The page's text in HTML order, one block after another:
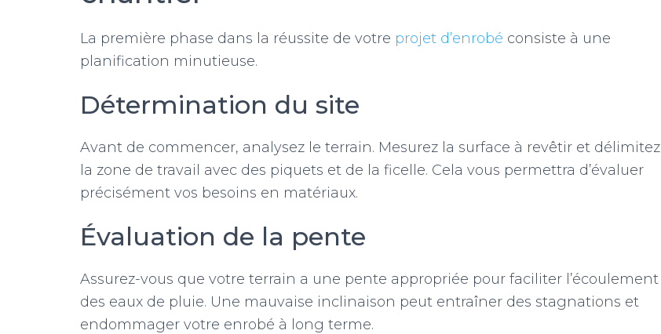
La première phase dans la réussite de votre projet d’enrobé consiste à une
planification minutieuse.
Détermination du site
Avant de commencer, analysez le terrain. Mesurez la surface à revêtir et délimitez
la zone de travail avec des piquets et de la ficelle. Cela vous permettra d’évaluer
précisément vos besoins en matériaux.
Évaluation de la pente
Assurez-vous que votre terrain a une pente appropriée pour faciliter l’écoulement
des eaux de pluie. Une mauvaise inclinaison peut entraîner des stagnations et
endommager votre enrobé à long terme.